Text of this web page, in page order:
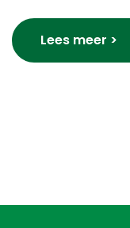
Lees meer >